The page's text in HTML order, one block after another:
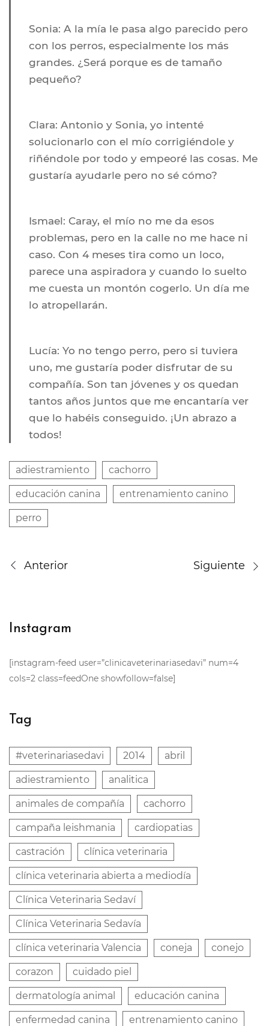
Sonia: A la mía le pasa algo parecido pero
con los perros, especialmente los más
grandes. ¿Será porque es de tamaño
pequeño?
Clara: Antonio y Sonia, yo intenté
solucionarlo con el mío corrigiéndole y
riñéndole por todo y empeoré las cosas. Me
gustaría ayudarle pero no sé cómo?
Ismael: Caray, el mío no me da esos
problemas, pero en la calle no me hace ni
caso. Con 4 meses tira como un loco,
parece una aspiradora y cuando lo suelto
me cuesta un montón cogerlo. Un día me
lo atropellarán.
Lucía: Yo no tengo perro, pero si tuviera
uno, me gustaría poder disfrutar de su
compañía. Son tan jóvenes y os quedan
tantos años juntos que me encantaría ver
que lo habéis conseguido. ¡Un abrazo a
todos!
adiestramiento cachorro
educación canina entrenamiento canino
perro
Anterior Siguiente
Instagram
[instagram-feed user=”clinicaveterinariasedavi” num=4
cols=2 class=feedOne showfollow=false]
Tag
#veterinariasedavi 2014 abril
adiestramiento analitica
animales de compañía cachorro
campaña leishmania cardiopatias
castración clínica veterinaria
clínica veterinaria abierta a mediodía
Clínica Veterinaria Sedaví
Clínica Veterinaria Sedavía
clínica veterinaria Valencia coneja conejo
corazon cuidado piel
dermatología animal educación canina
enfermedad canina entrenamiento canino